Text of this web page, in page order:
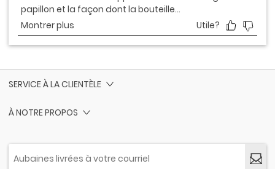
SERVICE À LA CLIENTÈLE
À NOTRE PROPOS